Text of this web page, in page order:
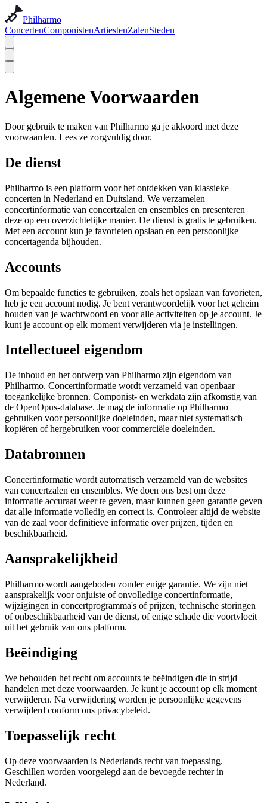
Philharmo
ConcertenComponistenArtiestenZalenSteden
Algemene Voorwaarden
Door gebruik te maken van Philharmo ga je akkoord met deze
voorwaarden. Lees ze zorgvuldig door.
De dienst
Philharmo is een platform voor het ontdekken van klassieke
concerten in Nederland en Duitsland. We verzamelen
concertinformatie van concertzalen en ensembles en presenteren
deze op een overzichtelijke manier. De dienst is gratis te gebruiken.
Met een account kun je favorieten opslaan en een persoonlijke
concertagenda bijhouden.
Accounts
Om bepaalde functies te gebruiken, zoals het opslaan van favorieten,
heb je een account nodig. Je bent verantwoordelijk voor het geheim
houden van je wachtwoord en voor alle activiteiten op je account. Je
kunt je account op elk moment verwijderen via je instellingen.
Intellectueel eigendom
De inhoud en het ontwerp van Philharmo zijn eigendom van
Philharmo. Concertinformatie wordt verzameld van openbaar
toegankelijke bronnen. Componist- en werkdata zijn afkomstig van
de OpenOpus-database. Je mag de informatie op Philharmo
gebruiken voor persoonlijke doeleinden, maar niet systematisch
kopiëren of hergebruiken voor commerciële doeleinden.
Databronnen
Concertinformatie wordt automatisch verzameld van de websites
van concertzalen en ensembles. We doen ons best om deze
informatie accuraat weer te geven, maar kunnen geen garantie geven
dat alle informatie volledig en correct is. Controleer altijd de website
van de zaal voor definitieve informatie over prijzen, tijden en
beschikbaarheid.
Aansprakelijkheid
Philharmo wordt aangeboden zonder enige garantie. We zijn niet
aansprakelijk voor onjuiste of onvolledige concertinformatie,
wijzigingen in concertprogramma's of prijzen, technische storingen
of onbeschikbaarheid van de dienst, of enige schade die voortvloeit
uit het gebruik van ons platform.
Beëindiging
We behouden het recht om accounts te beëindigen die in strijd
handelen met deze voorwaarden. Je kunt je account op elk moment
verwijderen. Na verwijdering worden je persoonlijke gegevens
verwijderd conform ons privacybeleid.
Toepasselijk recht
Op deze voorwaarden is Nederlands recht van toepassing.
Geschillen worden voorgelegd aan de bevoegde rechter in
Nederland.